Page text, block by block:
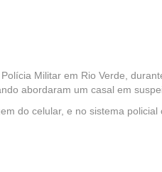
Militar em Rio Verde,
abordaram um casal em
do celular, e no sistema